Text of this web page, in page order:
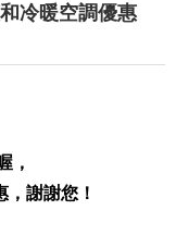
冷暖空調優惠
，
， 謝謝您！